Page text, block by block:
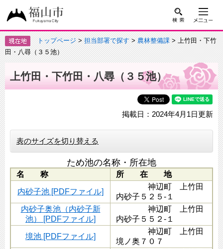
トップページ>担当部署で探す>農林整備課> 上竹田・下竹
田・八尋（３５池）
上竹田・下竹田・八尋（３５池）
掲載日：2024年4月1日更新
表のサイズを切り替える
ため池の名称・所在地
名 称 所 在 地
内砂子池 [PDFファイル]
神辺町 上竹田
内砂子５２５-１
内砂子奥池（内砂子新
池） [PDFファイル]
神辺町 上竹田
内砂子５５２-１
境池 [PDFファイル]
神辺町 上竹田
境ノ奥７０７